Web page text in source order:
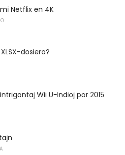
Netflix en 4K
dosiero?
Wii U-Indioj por 2015